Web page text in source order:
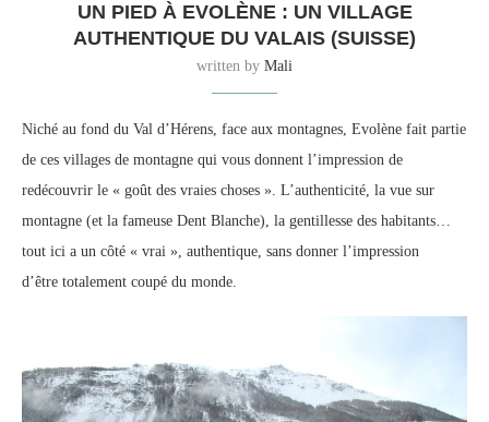
UN PIED À EVOLÈNE : UN VILLAGE
AUTHENTIQUE DU VALAIS (SUISSE)
written by Mali
Niché au fond du Val d’Hérens, face aux montagnes, Evolène fait partie
de ces villages de montagne qui vous donnent l’impression de
redécouvrir le « goût des vraies choses ». L’authenticité, la vue sur
montagne (et la fameuse Dent Blanche), la gentillesse des habitants…
tout ici a un côté « vrai », authentique, sans donner l’impression
d’être totalement coupé du monde.